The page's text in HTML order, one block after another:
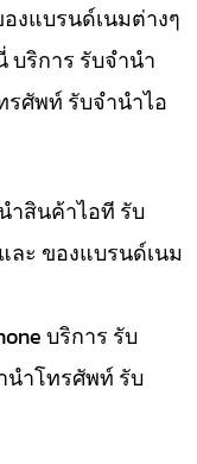
งแบรนด์เนมต่างๆ
บริการ รับจำนำ
ศัพท์ รับจำนำไอ
ำสินค้าไอที รับ
ละ ของแบรนด์เนม
บริการ รับ
นำโทรศัพท์ รับ